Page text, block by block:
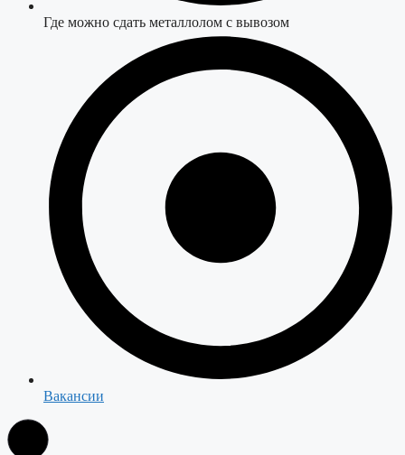
Где можно сдать металлолом с вывозом
Вакансии